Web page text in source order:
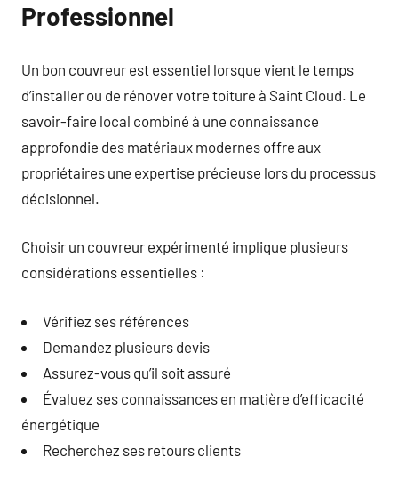
Professionnel
Un bon couvreur est essentiel lorsque vient le temps
d’installer ou de rénover votre toiture à Saint Cloud. Le
savoir-faire local combiné à une connaissance
approfondie des matériaux modernes offre aux
propriétaires une expertise précieuse lors du processus
décisionnel.
Choisir un couvreur expérimenté implique plusieurs
considérations essentielles :
Vérifiez ses références
Demandez plusieurs devis
Assurez-vous qu’il soit assuré
Évaluez ses connaissances en matière d’efficacité
énergétique
Recherchez ses retours clients